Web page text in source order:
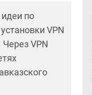
по
VPN
VPN